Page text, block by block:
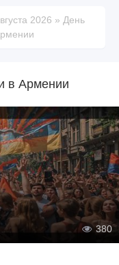
2026 » День
в Армении
380